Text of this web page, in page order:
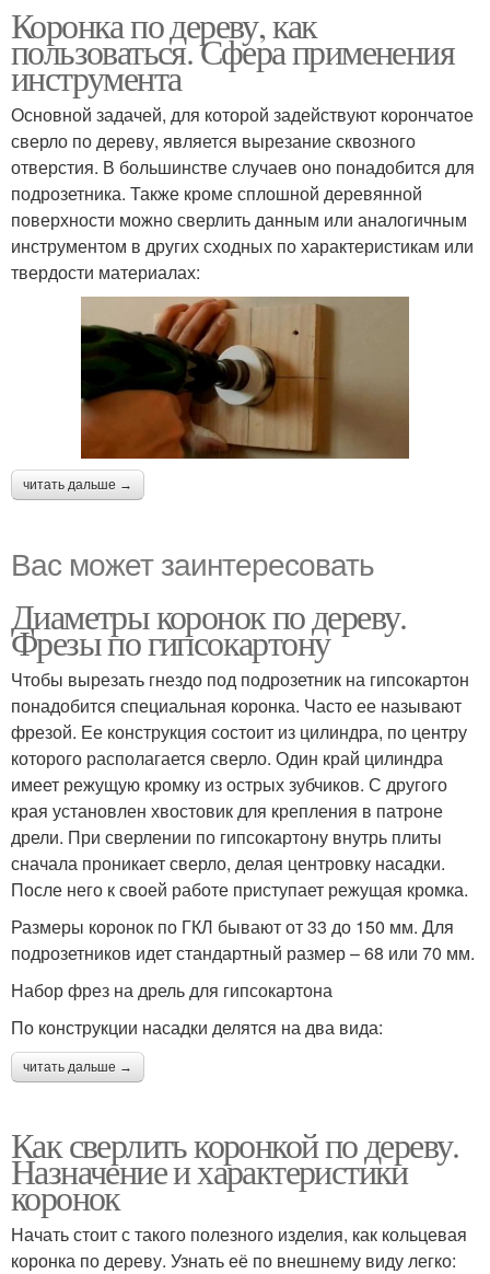
Коронка по дереву, как
пользоваться. Сфера применения
инструмента
Основной задачей, для которой задействуют корончатое
сверло по дереву, является вырезание сквозного
отверстия. В большинстве случаев оно понадобится для
подрозетника. Также кроме сплошной деревянной
поверхности можно сверлить данным или аналогичным
инструментом в других сходных по характеристикам или
твердости материалах:
читать дальше →
Вас может заинтересовать
Диаметры коронок по дереву.
Фрезы по гипсокартону
Чтобы вырезать гнездо под подрозетник на гипсокартон
понадобится специальная коронка. Часто ее называют
фрезой. Ее конструкция состоит из цилиндра, по центру
которого располагается сверло. Один край цилиндра
имеет режущую кромку из острых зубчиков. С другого
края установлен хвостовик для крепления в патроне
дрели. При сверлении по гипсокартону внутрь плиты
сначала проникает сверло, делая центровку насадки.
После него к своей работе приступает режущая кромка.
Размеры коронок по ГКЛ бывают от 33 до 150 мм. Для
подрозетников идет стандартный размер – 68 или 70 мм.
Набор фрез на дрель для гипсокартона
По конструкции насадки делятся на два вида:
читать дальше →
Как сверлить коронкой по дереву.
Назначение и характеристики
коронок
Начать стоит с такого полезного изделия, как кольцевая
коронка по дереву. Узнать её по внешнему виду легко: